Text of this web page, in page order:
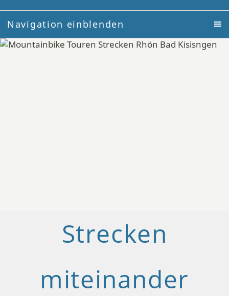
Navigation einblenden
Strecken
miteinander